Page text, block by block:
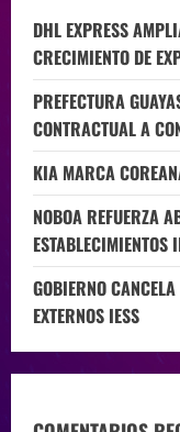
DHL EXPRESS
CRECIMIENTO DE
PREFECTURA
CONTRACTUAL A
KIA MARCA
NOBOA REFUERZA
ESTABLECIMIENTOS
GOBIERNO
EXTERNOS IESS